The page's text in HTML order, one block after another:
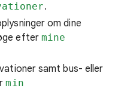
.
om dine
efter mine
samt bus- eller
min